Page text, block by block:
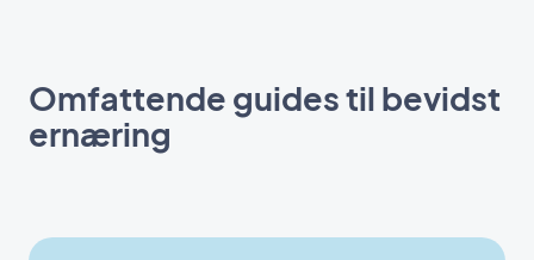
Omfattende guides til bevidst
ernæring